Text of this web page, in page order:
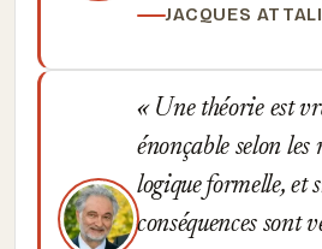
JACQUES ATTALI
Une théorie est
énonçable selon les
logique formelle, et
conséquences sont